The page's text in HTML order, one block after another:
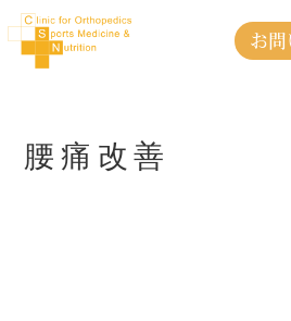
お問
腰痛改善